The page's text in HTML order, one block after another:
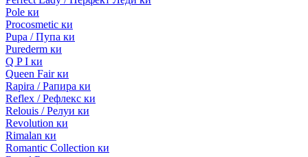
Pole ки
Procosmetic ки
Pupa / Пупа ки
Purederm ки
Q P I ки
Queen Fair ки
Rapira / Рапира ки
Reflex / Рефлекс ки
Relouis / Релуи ки
Revolution ки
Rimalan ки
Romantic Collection ки